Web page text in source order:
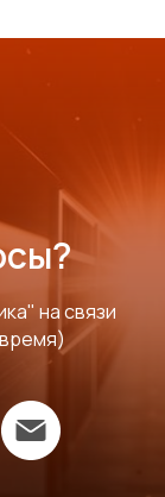
на связи